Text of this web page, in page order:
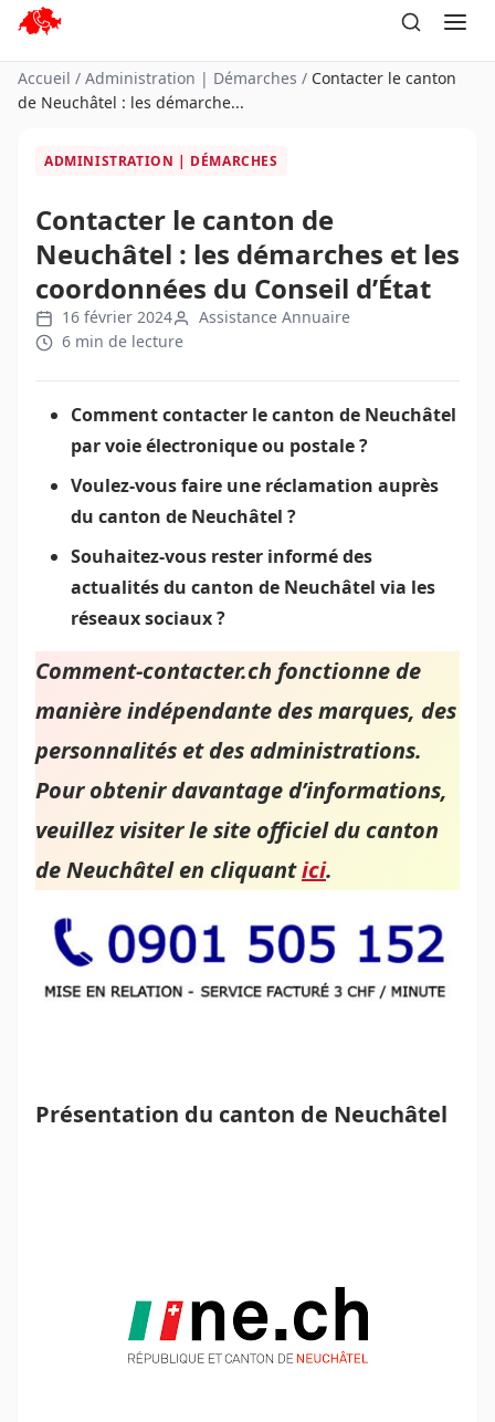
Aller
contenu
Accueil / Administration | Démarches / Contacter le canton
de Neuchâtel : les démarche...
ADMINISTRATION | DÉMARCHES
Contacter le canton de
Neuchâtel : les démarches et les
coordonnées du Conseil d’État
16 février 2024
Assistance Annuaire
6 min de lecture
Comment contacter le canton de Neuchâtel
par voie électronique ou postale ?
Voulez-vous faire une réclamation auprès
du canton de Neuchâtel ?
Souhaitez-vous rester informé des
actualités du canton de Neuchâtel via les
réseaux sociaux ?
Comment-contacter.ch fonctionne de
manière indépendante des marques, des
personnalités et des administrations.
Pour obtenir davantage d’informations,
veuillez visiter le site officiel du canton
de Neuchâtel en cliquantici.
Présentation du canton de Neuchâtel